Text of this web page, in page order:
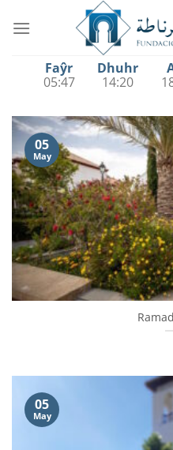
Faŷr
05:47
Dhuhr
14:20
05
May
05
May